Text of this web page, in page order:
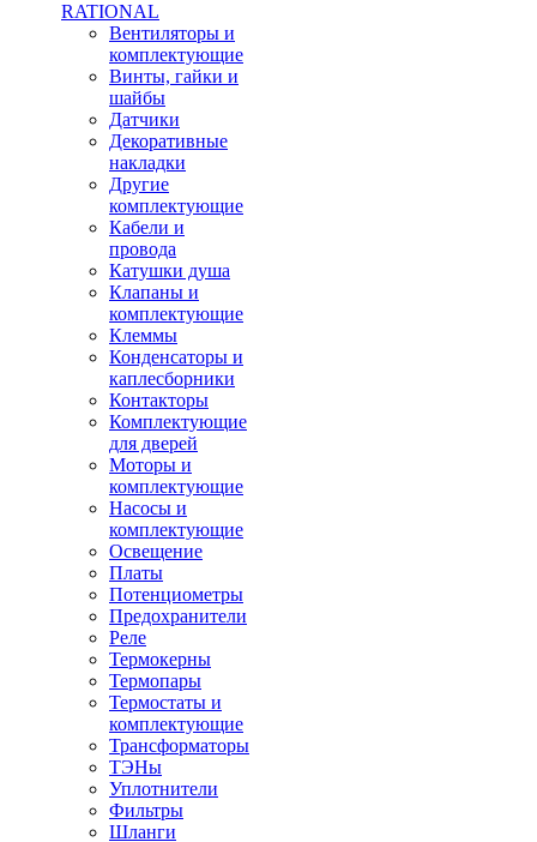
RATIONAL
Вентиляторы и
комплектующие
Винты, гайки и
шайбы
Датчики
Декоративные
накладки
Другие
комплектующие
Кабели и
провода
Катушки душа
Клапаны и
комплектующие
Клеммы
Конденсаторы и
каплесборники
Контакторы
Комплектующие
для дверей
Моторы и
комплектующие
Насосы и
комплектующие
Освещение
Платы
Потенциометры
Предохранители
Реле
Термокерны
Термопары
Термостаты и
комплектующие
Трансформаторы
ТЭНы
Уплотнители
Фильтры
Шланги